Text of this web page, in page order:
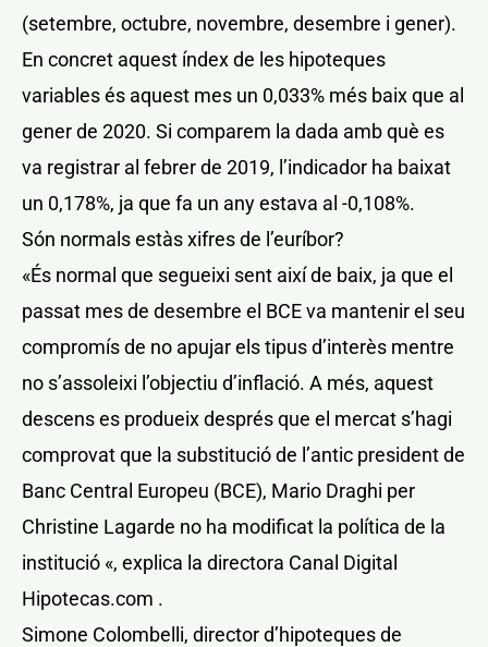
(setembre, octubre, novembre, desembre i gener).
En concret aquest índex de les hipoteques
variables és aquest mes un 0,033% més baix que al
gener de 2020. Si comparem la dada amb què es
va registrar al febrer de 2019, l’indicador ha baixat
un 0,178%, ja que fa un any estava al -0,108%.
Són normals estàs xifres de l’euríbor?
«És normal que segueixi sent així de baix, ja que el
passat mes de desembre el BCE va mantenir el seu
compromís de no apujar els tipus d’interès mentre
no s’assoleixi l’objectiu d’inflació. A més, aquest
descens es produeix després que el mercat s’hagi
comprovat que la substitució de l’antic president de
Banc Central Europeu (BCE), Mario Draghi per
Christine Lagarde no ha modificat la política de la
institució «, explica la directora Canal Digital
Hipotecas.com .
Simone Colombelli, director d’hipoteques de